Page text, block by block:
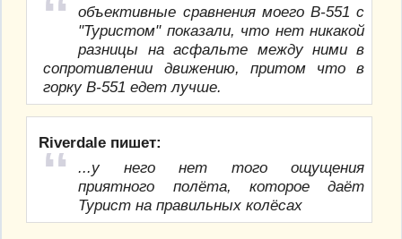
объективные сравнения моего В-551 с
"Туристом" показали, что нет никакой
разницы на асфальте между ними в
сопротивлении движению, притом что в
горку В-551 едет лучше.
Riverdale пишет:
...у него нет того ощущения
приятного полёта, которое даёт
Турист на правильных колёсах